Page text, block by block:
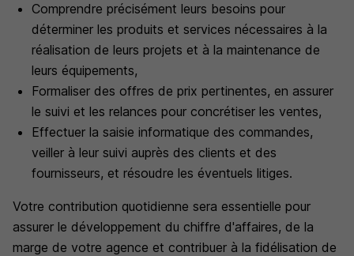
Comprendre précisément leurs besoins pour
déterminer les produits et services nécessaires à la
réalisation de leurs projets et à la maintenance de
leurs équipements,
Formaliser des offres de prix pertinentes, en assurer
le suivi et les relances pour concrétiser les ventes,
Effectuer la saisie informatique des commandes,
veiller à leur suivi auprès des clients et des
fournisseurs, et résoudre les éventuels litiges.
Votre contribution quotidienne sera essentielle pour
assurer le développement du chiffre d'affaires, de la
marge de votre agence et contribuer à la fidélisation de